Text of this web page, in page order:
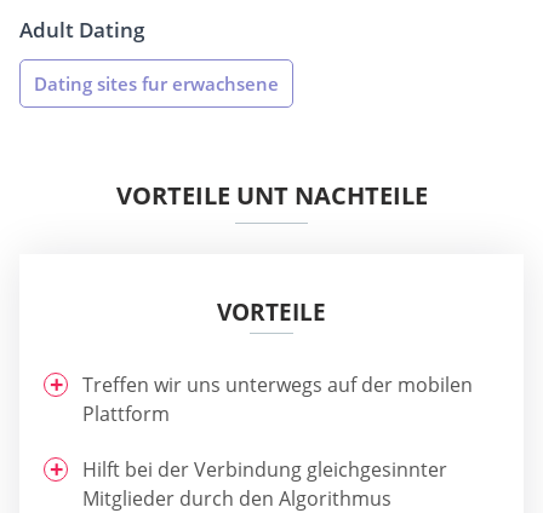
Adult Dating
Dating sites fur erwachsene
VORTEILE UNT NACHTEILE
VORTEILE
Treffen wir uns unterwegs auf der mobilen
Plattform
Hilft bei der Verbindung gleichgesinnter
Mitglieder durch den Algorithmus